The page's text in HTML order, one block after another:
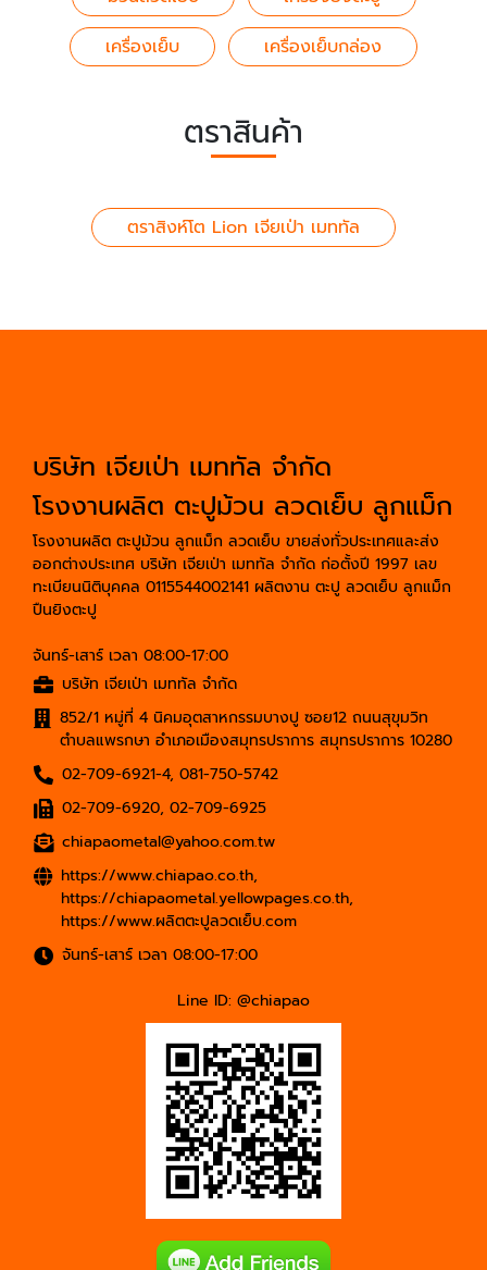
เครื่องเย็บ
เครื่องเย็บกล่อง
ตราสินค้า
ตราสิงห์โต Lion เจียเป่า เมททัล
บริษัท เจียเป่า เมททัล จำกัด
โรงงานผลิต ตะปูม้วน ลวดเย็บ ลูกแม็ก
โรงงานผลิต ตะปูม้วน ลูกแม็ก ลวดเย็บ ขายส่งทั่วประเทศและส่ง
ออกต่างประเทศ บริษัท เจียเป่า เมททัล จำกัด ก่อตั้งปี 1997 เลข
ทะเบียนนิติบุคคล 0115544002141 ผลิตงาน ตะปู ลวดเย็บ ลูกแม็ก
ปืนยิงตะปู
จันทร์-เสาร์ เวลา 08:00-17:00
บริษัท เจียเป่า เมททัล จำกัด
852/1 หมู่ที่ 4 นิคมอุตสาหกรรมบางปู ซอย12 ถนนสุขุมวิท
ตำบลแพรกษา อำเภอเมืองสมุทรปราการ สมุทรปราการ 10280
02-709-6921-4, 081-750-5742
02-709-6920, 02-709-6925
chiapaometal@yahoo.com.tw
https://www.chiapao.co.th,
https://chiapaometal.yellowpages.co.th,
https://www.ผลิตตะปูลวดเย็บ.com
จันทร์-เสาร์ เวลา 08:00-17:00
Line ID: @chiapao